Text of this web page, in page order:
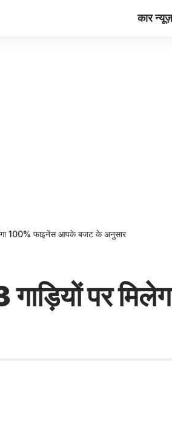
कार न्यूज़
100% फाइनेंस आपके बजट के अनुसार
गाड़ियों पर